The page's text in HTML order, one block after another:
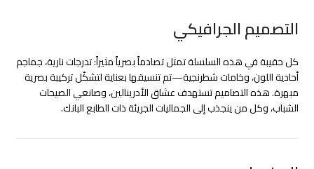
التصميم الجرافيكي
كل حقيبة في هذه السلسلة تمثل تصادماً بصرياً مثيراً: تدرجات نارية، جماجم
أحادية اللون، وخامات شطرنجية—تم تنسيقها بعناية لتشكّل تركيبة بصرية
مبهرة. هذه التصاميم تستهدف عشاق الأدرينالين، وصانعي الصيحات
الشباب، وكل من ينجذب إلى الجماليات الجريئة ذات الطابع البانك.